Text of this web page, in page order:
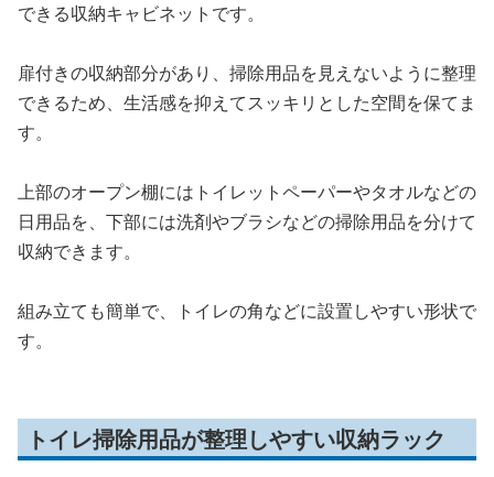
できる収納キャビネットです。
扉付きの収納部分があり、掃除用品を見えないように整理
できるため、生活感を抑えてスッキリとした空間を保てま
す。
上部のオープン棚にはトイレットペーパーやタオルなどの
日用品を、下部には洗剤やブラシなどの掃除用品を分けて
収納できます。
組み立ても簡単で、トイレの角などに設置しやすい形状で
す。
トイレ掃除用品が整理しやすい収納ラック